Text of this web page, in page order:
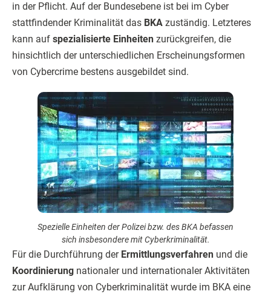
in der Pflicht. Auf der Bundesebene ist bei im Cyber
stattfindender Kriminalität das BKA zuständig. Letzteres
kann auf spezialisierte Einheiten zurückgreifen, die
hinsichtlich der unterschiedlichen Erscheinungsformen
von Cybercrime bestens ausgebildet sind.
Spezielle Einheiten der Polizei bzw. des BKA befassen
sich insbesondere mit Cyberkriminalität.
Für die Durchführung der Ermittlungsverfahren und die
Koordinierung nationaler und internationaler Aktivitäten
zur Aufklärung von Cyberkriminalität wurde im BKA eine